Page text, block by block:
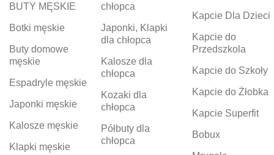
BUTY MĘSKIE
Botki męskie
Buty domowe
męskie
Espadryle męskie
Japonki męskie
Kalosze męskie
Klapki męskie
chłopca
Japonki, Klapki
dla chłopca
Kalosze dla
chłopca
Kozaki dla
chłopca
Półbuty dla
chłopca
Kapcie Dla Dzieci
Kapcie do
Przedszkola
Kapcie do Szkoły
Kapcie do Żłobka
Kapcie Superfit
Bobux